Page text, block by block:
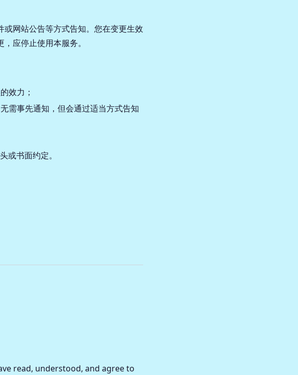
网站公告等方式告知。您在变更生效
应停止使用本服务。
效力；
需事先通知，但会通过适当方式告知
或书面约定。
read, understood, and agree to